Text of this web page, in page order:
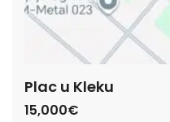
Plac u Kleku
15,000€